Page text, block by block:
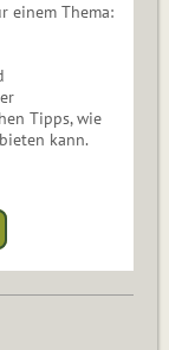
einem Thema:
Tipps, wie
kann.